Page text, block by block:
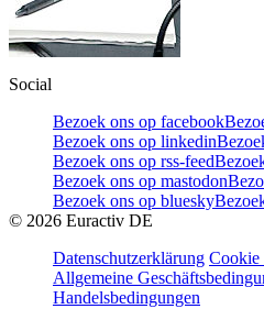
Social
Bezoek ons op facebook
Bezoek ons op linkedin
Bezoek ons op rss-feed
Bezoek ons op mastodon
Bezoek ons op bluesky
© 2026 Euractiv DE
Datenschutzerklärung
Allgemeine
Handelsbedingungen